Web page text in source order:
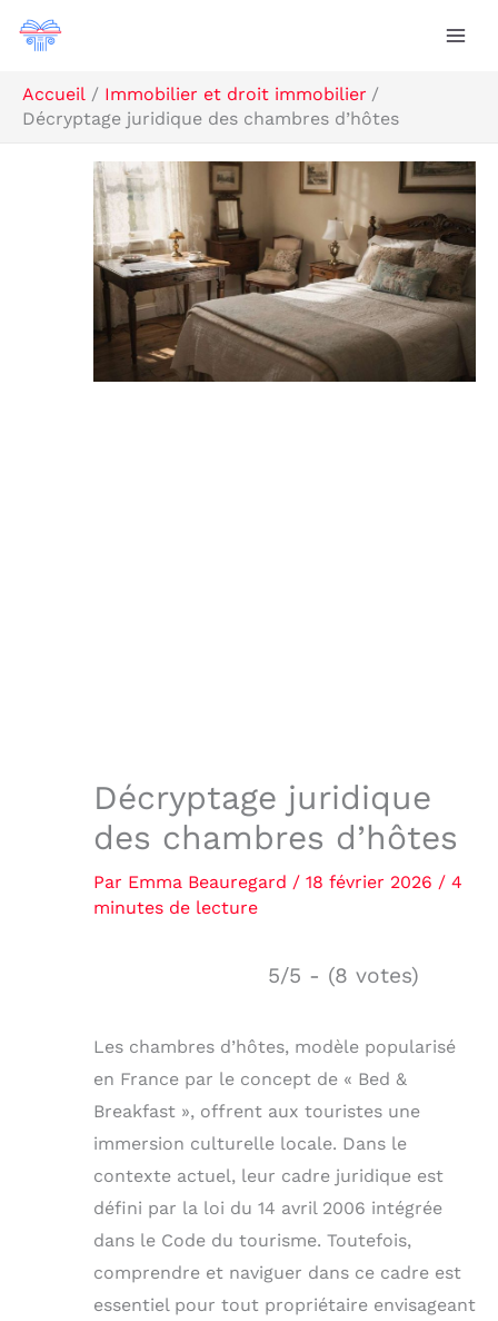
Aller
Accueil
Immobilier et droit immobilier
Décryptage juridique des chambres d’hôtes
Décryptage juridique
des chambres d’hôtes
Par Emma Beauregard / 18 février 2026 / 4
minutes de lecture
5/5 - (8 votes)
Les chambres d’hôtes, modèle popularisé
en France par le concept de « Bed &
Breakfast », offrent aux touristes une
immersion culturelle locale. Dans le
contexte actuel, leur cadre juridique est
défini par la loi du 14 avril 2006 intégrée
dans le Code du tourisme. Toutefois,
comprendre et naviguer dans ce cadre est
essentiel pour tout propriétaire envisageant
Rechercher